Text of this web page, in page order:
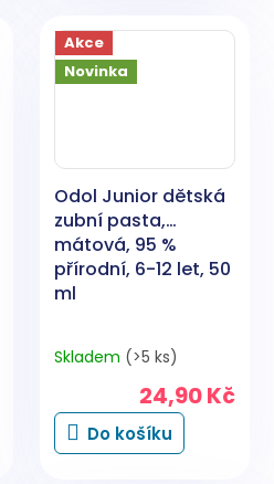
Akce
Novinka
Odol Junior dětská
zubní pasta,
mátová, 95 %
přírodní, 6-12 let, 50
ml
Skladem (>5 ks)
24,90 Kč
Do košíku